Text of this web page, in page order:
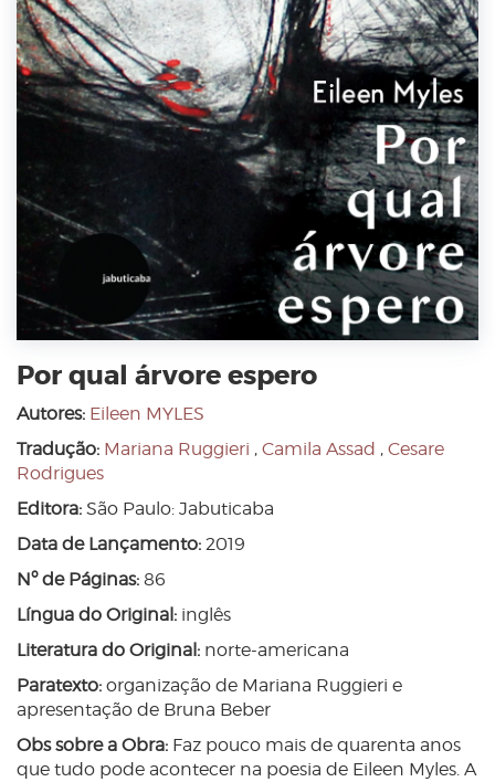
Por qual árvore espero
Autores: Eileen MYLES
Tradução: Mariana Ruggieri , Camila Assad , Cesare
Rodrigues
Editora: São Paulo: Jabuticaba
Data de Lançamento: 2019
Nº de Páginas: 86
Língua do Original: inglês
Literatura do Original: norte-americana
Paratexto: organização de Mariana Ruggieri e
apresentação de Bruna Beber
Obs sobre a Obra: Faz pouco mais de quarenta anos
que tudo pode acontecer na poesia de Eileen Myles. A